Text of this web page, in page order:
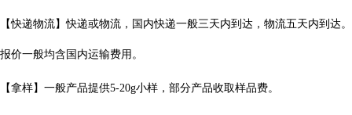
【快递物流】快递或物流，国内快递一般三天内到达，物流五天内到达。
报价一般均含国内运输费用。
【拿样】一般产品提供5-20g小样，部分产品收取样品费。